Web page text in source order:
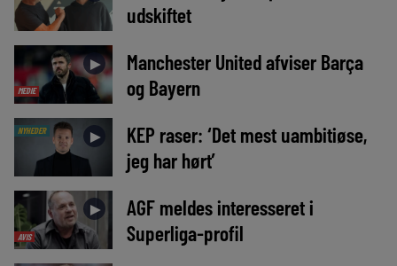
udskiftet
MEDIE
►
Manchester United afviser Barça
og Bayern
NYHEDER ►
KEP raser: ‘Det mest uambitiøse,
jeg har hørt’
AVIS
►
AGF meldes interesseret i
Superliga-profil